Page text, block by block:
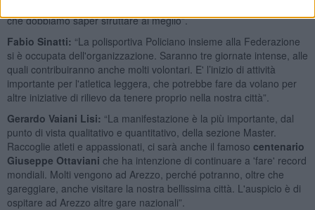
che dobbiamo saper sfruttare al meglio”.
Fabio Sinatti: “La polisportiva Policiano insieme alla Federazione
si è occupata dell'organizzazione. Saranno tre giornate intense, alle
quali contribuiranno anche molti volontari. E' l’inizio di attività
importante per l'atletica leggera, che potrebbe fare da volano per
altre iniziative di rilievo da tenere proprio nella nostra città”.
Gerardo Vaiani Lisi: “La manifestazione è la più importante, dal
punto di vista qualitativo e quantitativo, della sezione Master.
Raccoglie atleti e appassionati, ci sarà anche il famoso centenario
Giuseppe Ottaviani che ha intenzione di continuare a 'fare' record
mondiali. Molti vengono ad Arezzo, perché potranno, oltre che
gareggiare, anche visitare la nostra bellissima città. L'auspicio è di
ospitare ad Arezzo altre gare nazionali”.